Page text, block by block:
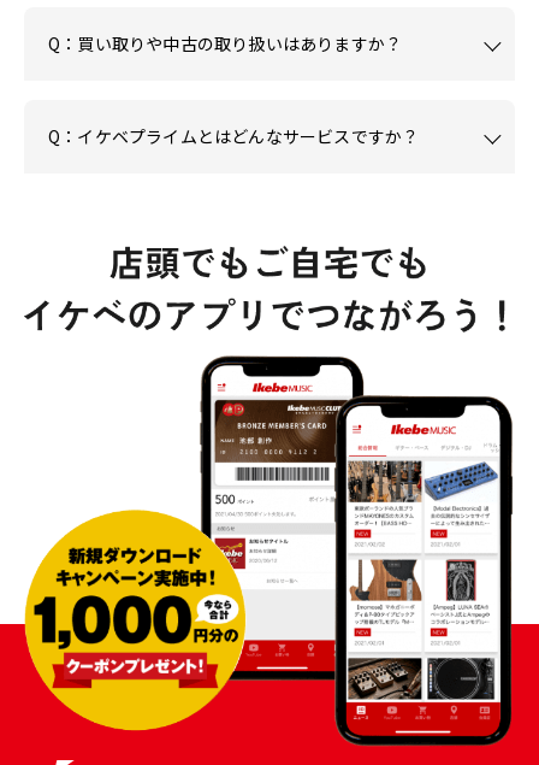
Q：買い取りや中古の取り扱いはありますか？
Q：イケベプライムとはどんなサービスですか？